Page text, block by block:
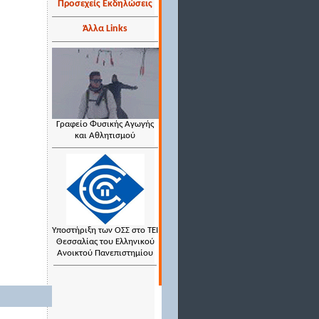
Προσεχείς Εκδηλώσεις
Άλλα Links
Γραφείο Φυσικής Αγωγής
και Αθλητισμού
Υποστήριξη των ΟΣΣ στο ΤΕΙ
Θεσσαλίας του Ελληνικού
Ανοικτού Πανεπιστημίου